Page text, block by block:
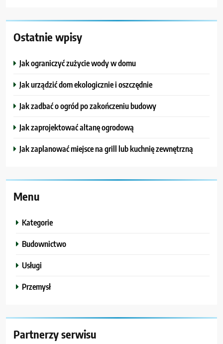
Ostatnie wpisy
Jak ograniczyć zużycie wody w domu
Jak urządzić dom ekologicznie i oszczędnie
Jak zadbać o ogród po zakończeniu budowy
Jak zaprojektować altanę ogrodową
Jak zaplanować miejsce na grill lub kuchnię zewnętrzną
Menu
Kategorie
Budownictwo
Usługi
Przemysł
Partnerzy serwisu